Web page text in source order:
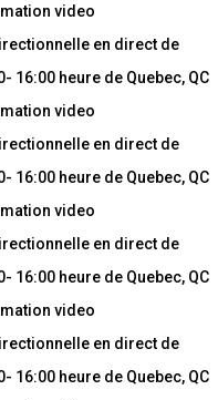
video
en direct de
16:00 heure de Quebec, QC
video
en direct de
16:00 heure de Quebec, QC
video
en direct de
16:00 heure de Quebec, QC
video
en direct de
16:00 heure de Quebec, QC